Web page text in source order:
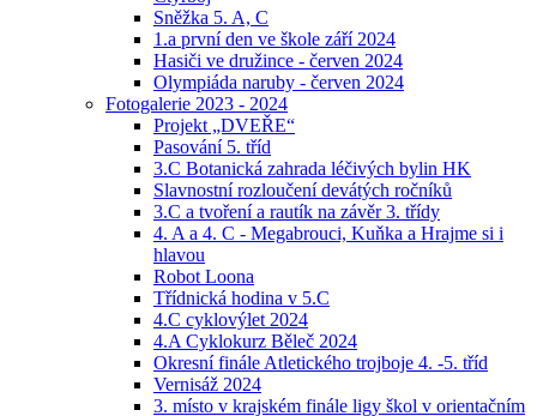
Sněžka 5. A, C
1.a první den ve škole září 2024
Hasiči ve družince - červen 2024
Olympiáda naruby - červen 2024
Fotogalerie 2023 - 2024
Projekt „DVEŘE“
Pasování 5. tříd
3.C Botanická zahrada léčivých bylin HK
Slavnostní rozloučení devátých ročníků
3.C a tvoření a rautík na závěr 3. třídy
4. A a 4. C - Megabrouci, Kuňka a Hrajme si i
hlavou
Robot Loona
Třídnická hodina v 5.C
4.C cyklovýlet 2024
4.A Cyklokurz Běleč 2024
Okresní finále Atletického trojboje 4. -5. tříd
Vernisáž 2024
3. místo v krajském finále ligy škol v orientačním